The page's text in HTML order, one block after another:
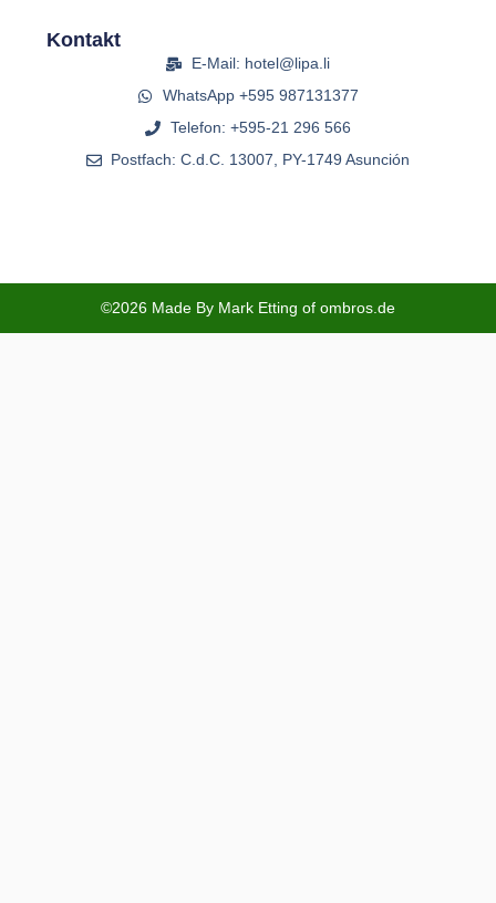
Kontakt
E-Mail: hotel@lipa.li
WhatsApp +595 987131377
Telefon: +595-21 296 566
Postfach: C.d.C. 13007, PY-1749 Asunción
©2026 Made By Mark Etting of ombros.de